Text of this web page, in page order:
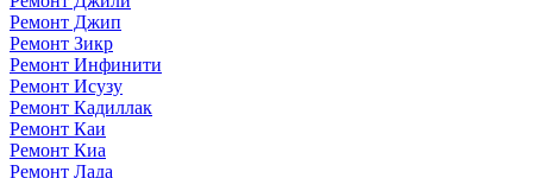
Ремонт Джип
Ремонт Зикр
Ремонт Инфинити
Ремонт Исузу
Ремонт Кадиллак
Ремонт Каи
Ремонт Киа
Ремонт Лада